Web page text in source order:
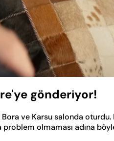
:
gönderiyor!
ve Karsu salonda
olmaması adına